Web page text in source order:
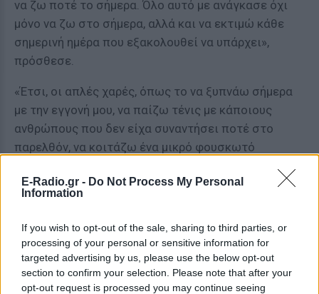
E-Radio.gr - Do Not Process My Personal
Information
If you wish to opt-out of the sale, sharing to third parties, or
processing of your personal or sensitive information for
targeted advertising by us, please use the below opt-out
section to confirm your selection. Please note that after your
opt-out request is processed you may continue seeing
να ζω ποτέ το σήμερα. Όλο αυτό με ανάγκασε όχι
μόνο να ζω στο σήμερα, αλλά και να εκτιμώ κάθε
σημερινή ημέρα που εξακολουθεί να υπάρχει»,
πρόσθεσε.
«Έτσι, οι απλές χαρές, όπως το να ξυπνάω σήμερα
με την εγγονή μου, να παίζω τένις με κάποιους
ανθρώπους που δεν είχα συναντήσει ποτέ στο
παρελθόν, να κοιτάζω ένα μικρό φουσκωτό
πραγματική ζωή. Αυτό είναι χαρά», κατέληξε.